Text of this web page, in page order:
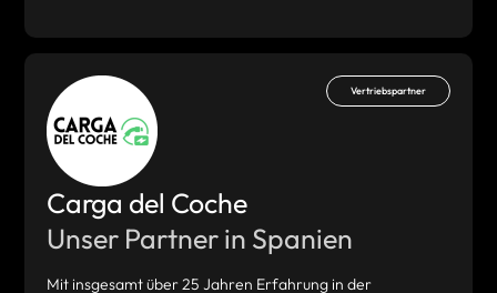
Vertriebspartner
Carga del Coche
Unser Partner in Spanien
Mit insgesamt über 25 Jahren Erfahrung in der